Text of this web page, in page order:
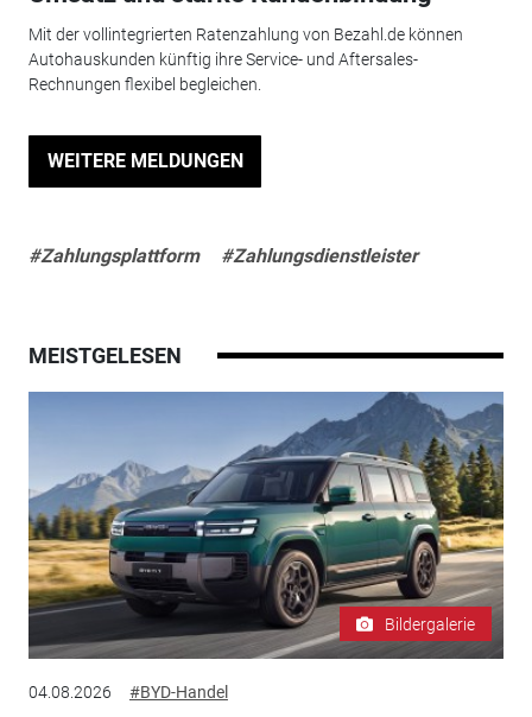
Mit der vollintegrierten Ratenzahlung von Bezahl.de können
Autohauskunden künftig ihre Service- und Aftersales-
Rechnungen flexibel begleichen.
WEITERE MELDUNGEN
#Zahlungsplattform #Zahlungsdienstleister
MEISTGELESEN
Bildergalerie
04.08.2026 #BYD-Handel